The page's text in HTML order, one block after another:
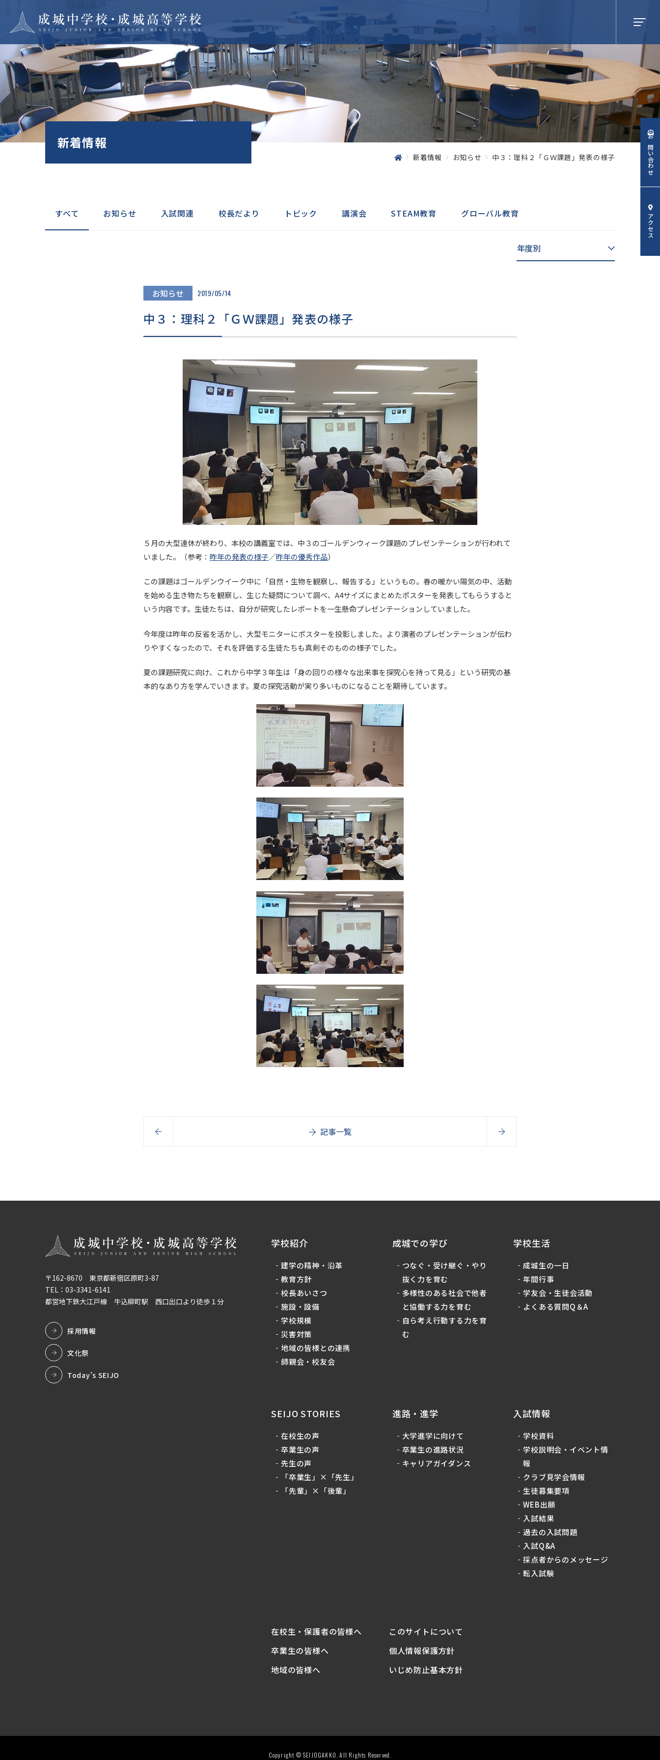
学校紹介
建学の精神・沿革
教育方針
施設・設備
学校規模
成城での学び
つなぐ・受け継ぐ・やり
抜く力を育む
多様性のある社会で他者
と協働する力を育む
学校生活
成城生の一日
学友会・生徒会活動
よくある質問Q＆A
入試Q&A
採点者からのメッセージ
転入試験
在校生・ 保護者の皆様へ
卒業生の皆様へ
地域の 皆様へ
このサイトについて
新着情報
新着情報 お知らせ 中３：理科２「ＧＷ課題」発表の様子
すべて お知らせ 入試関連 校長だより トピック 講演会 STEAM教育 グローバル教育
お知らせ 2019/05/14
中３：理科２「ＧＷ課題」発表の様子
５月の大型連休が終わり、本校の講義室では、中３のゴールデンウィーク課題のプレゼンテーションが行われて
いました。（参考： 昨年の発表の様子／昨年の優秀作品）
この課題はゴールデンウイーク中に「自然・生物を観察し、報告する」というもの。春の暖かい陽気の中、活動
を始める生き物たちを観察し、生じた疑問について調べ、A4サイズにまとめたポスターを発表してもらうすると
いう内容です。生徒たちは、自分が研究したレポートを一生懸命プレゼンテーションしていました。
今年度は昨年の反省を活かし、大型モニターにポスターを投影しました。より演者のプレゼンテーションが伝わ
りやすくなったので、それを評価する生徒たちも真剣そのものの様子でした。
夏の課題研究に向け、これから中学３年生は「身の回りの様々な出来事を探究心を持って見る」という研究の基
本的なあり方を学んでいきます。夏の探究活動が実り多いものになることを期待しています。
記事一覧
〒162-8670 東京都新宿区原町3-87
TEL： 03-3341-6141
都営地下鉄大江戸線 牛込柳町駅 西口出口より徒歩１分
採用情報
文化祭
Today’s SEIJO
学校紹介
建学の精神・沿革
教育方針
校長あいさつ
施設・設備
学校規模
災害対策
地域の皆様との連携
師親会・校友会
成城での学び
つなぐ・受け継ぐ・やり
抜く力を育む
多様性のある社会で他者
と協働する力を育む
自ら考え行動する力を育
む
学校生活
成城生の一日
年間行事
学友会・生徒会活動
よくある質問Q＆A
SEIJO STORIES
在校生の声
卒業生の声
先生の声
「卒業生」×「先生」
「先輩」×「後輩」
進路・進学
大学進学に向けて
卒業生の進路状況
キャリアガイダンス
入試情報
学校資料
学校説明会・イベント情
報
クラブ見学会情報
生徒募集要項
WEB出願
入試結果
過去の入試問題
入試Q&A
採点者からのメッセージ
転入試験
在校生・保護者の皆様へ
卒業生の皆様へ
地域の皆様へ
このサイトについて
個人情報保護方針
いじめ防止基本方針
Copyright © SEIJOGAKKO. All Rights Reserved.
お問い合わせ
アクセス